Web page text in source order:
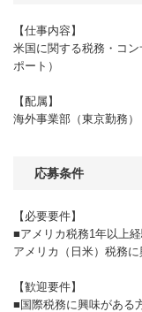
【仕事内容】
米国に関する税務・コ
ポート）
【配属】
海外事業部（東京勤務）
応募条件
【必要要件】
■アメリカ税務1年以上
アメリカ（日米）税務
【歓迎要件】
■国際税務に興味がある